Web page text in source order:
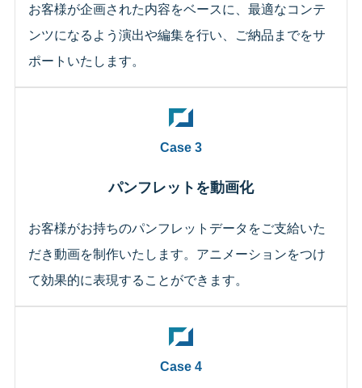
お客様が企画された内容をベースに、最適なコンテ
ンツになるよう演出や編集を行い、ご納品までをサ
ポートいたします。
Case 3
パンフレットを動画化
お客様がお持ちのパンフレットデータをご支給いた
だき動画を制作いたします。アニメーションをつけ
て効果的に表現することができます。
Case 4